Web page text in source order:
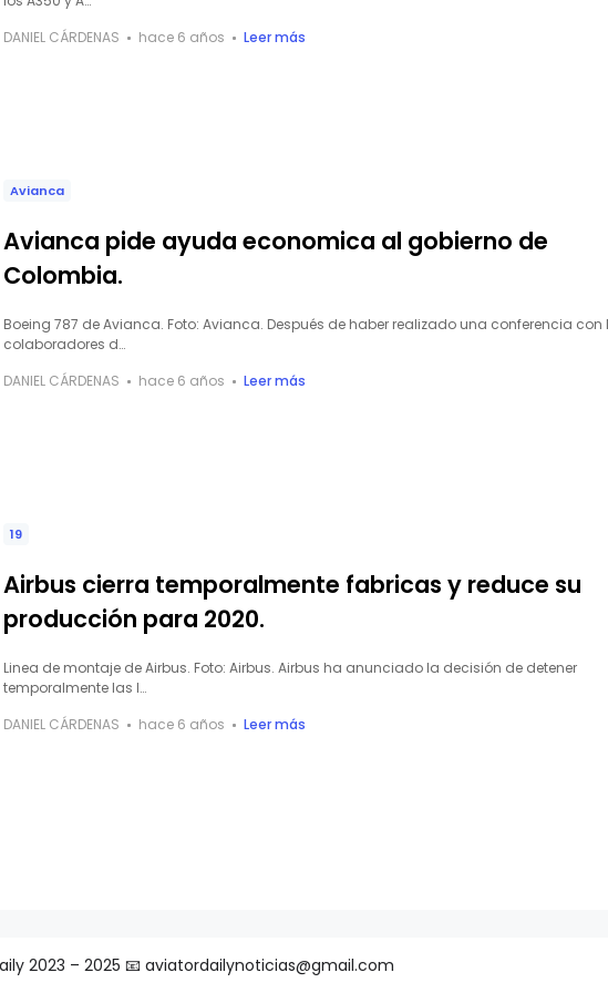
DANIEL CÁRDENAS
hace 6 años Leer más
Avianca
Avianca pide ayuda economica al gobierno de
Colombia.
Boeing 787 de Avianca. Foto: Avianca. Después de haber realizado una conferencia con
colaboradores d…
DANIEL CÁRDENAS
hace 6 años Leer más
19
Airbus cierra temporalmente fabricas y reduce su
producción para 2020.
Linea de montaje de Airbus. Foto: Airbus. Airbus ha anunciado la decisión de detener
temporalmente las l…
DANIEL CÁRDENAS
hace 6 años Leer más
2023 – 2025 📧 aviatordailynoticias@gmail.com